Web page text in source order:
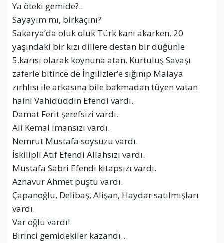
Ya öteki gemide?..
Sayayım mı, birkaçını?
Sakarya’da oluk oluk Türk kanı akarken, 20
yaşındaki bir kızı dillere destan bir düğünle
5.karısı olarak koynuna atan, Kurtuluş Savaşı
zaferle bitince de İngilizler’e sığınıp Malaya
zırhlısı ile arkasına bile bakmadan tüyen vatan
haini Vahidüddin Efendi vardı.
Damat Ferit şerefsizi vardı.
Ali Kemal imansızı vardı.
Nemrut Mustafa soysuzu vardı.
İskilipli Atıf Efendi Allahsızı vardı.
Mustafa Sabri Efendi kitapsızı vardı.
Aznavur Ahmet puştu vardı.
Çapanoğlu, Delibaş, Alişan, Haydar satılmışları
vardı.
Var oğlu vardı!
Birinci gemidekiler kazandı…